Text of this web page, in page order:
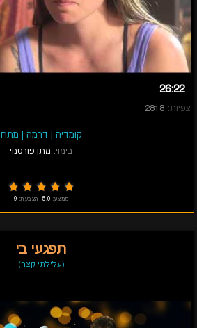
26:22
צפיות: 2818
קומדיה | דרמה | מתח
בימוי: מתן פורטנוי
ממוצע: 5.0 הצבעות: 9
תפגעי בי
(עלילתי קצר)